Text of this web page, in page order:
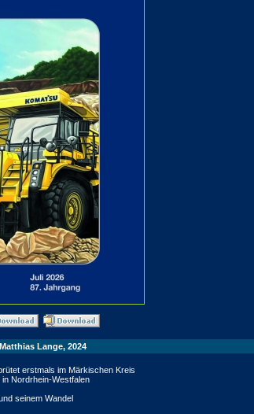
Lange, 2024
erstmals im Märkischen Kreis
Nordrhein-Westfalen
seinem Wandel